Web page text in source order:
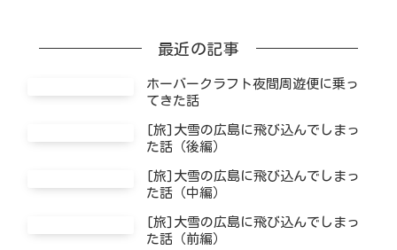
最近の記事
ホーバークラフト夜間周遊便に乗っ
てきた話
[旅]大雪の広島に飛び込んでしまっ
た話（後編）
[旅]大雪の広島に飛び込んでしまっ
た話（中編）
[旅]大雪の広島に飛び込んでしまっ
た話（前編）